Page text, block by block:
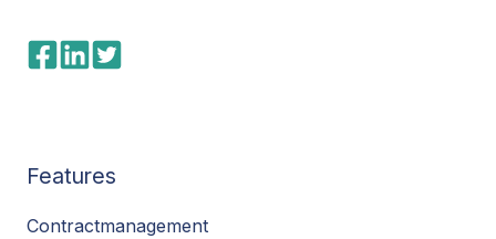
Features
Contractmanagement